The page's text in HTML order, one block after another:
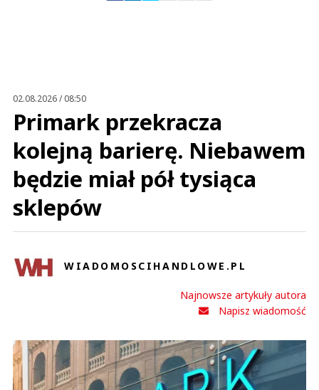
smok
Odpowiedz
2
5
Salgar
07.03.2024 / 09:34
This comment was minimized by the moderator on the site
Najważniejsze że ktoś z doświadczeniem
Odpowiedz
2
5
02.08.2026 / 08:50
Primark przekracza
kolejną barierę. Niebawem
będzie miał pół tysiąca
sklepów
WIADOMOSCIHANDLOWE.PL
Najnowsze artykuły autora
Napisz wiadomość